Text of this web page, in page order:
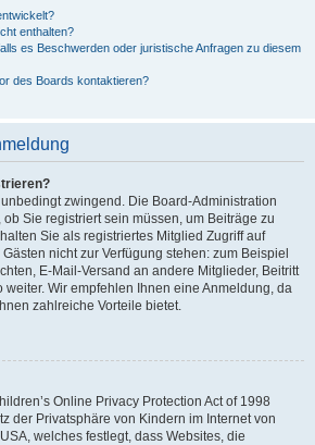
enthalten?
es Beschwerden oder juristische Anfragen zu diesem
des Boards kontaktieren?
zwingend. Die Board-Administration
Sie registriert sein müssen, um Beiträge zu
Sie als registriertes Mitglied Zugriff auf
nicht zur Verfügung stehen: zum Beispiel
E-Mail-Versand an andere Mitglieder, Beitritt
Wir empfehlen Ihnen eine Anmeldung, da
zahlreiche Vorteile bietet.
Online Privacy Protection Act of 1998
der Privatsphäre von Kindern im Internet von
welches festlegt, dass Websites, die